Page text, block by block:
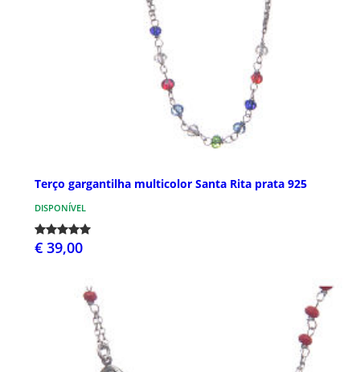
Terço gargantilha multicolor Santa Rita prata 925
DISPONÍVEL
€ 39,00